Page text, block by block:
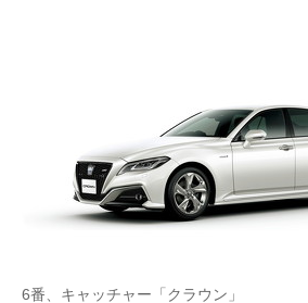
6番、キャッチャー「クラウン」